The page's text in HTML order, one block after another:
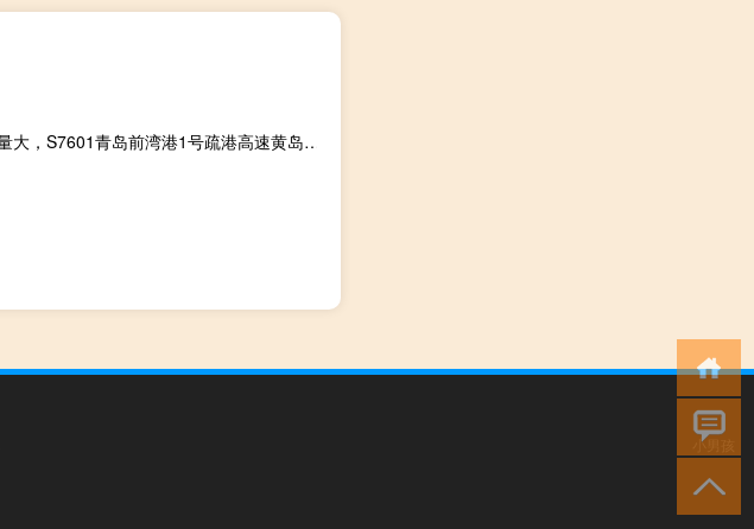
2023-11-17 17:38： 因车流量大，S7601青岛前湾港1号疏港高速黄岛东站南向出口内广场车辆通行缓慢。 A64idDYy ​​​
小男孩